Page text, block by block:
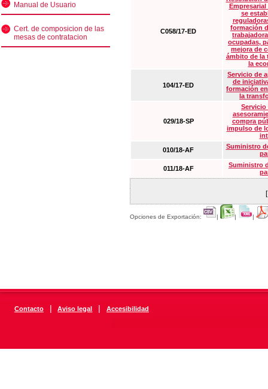
Manual de Usuario
Cert. de composicion de las
mesas de contratacion
C058/17-ED
Empresarial
se
formación
ocupadas,
mejora de
ámbito de la
la
104/17-ED
Servicio de
de
formación
la
029/18-SP
Servicio
compra
impulso de
010/18-AF
Suministro
011/18-AF
Suministro
Opciones de Exportación: | | |
Contacto | Aviso legal | Accesibilidad